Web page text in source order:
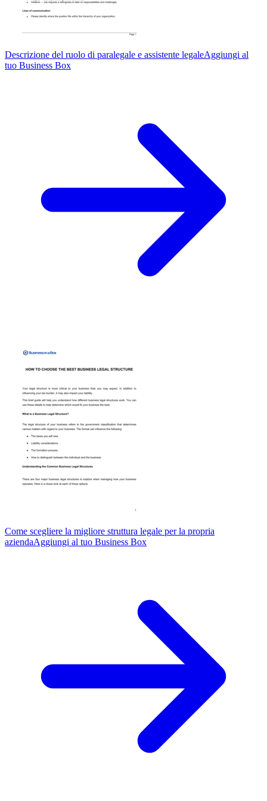
Descrizione del ruolo di paralegale e assistente legaleAggiungi al
tuo Business Box
Come scegliere la migliore struttura legale per la propria
aziendaAggiungi al tuo Business Box